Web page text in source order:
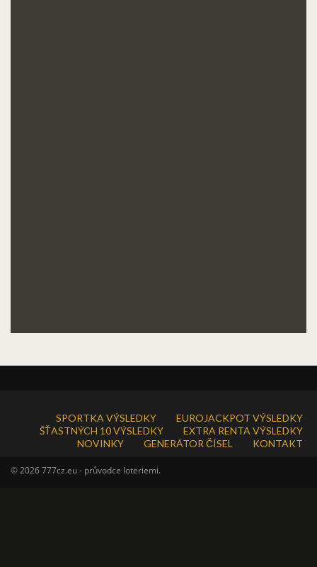
SPORTKA VÝSLEDKY
EUROJACKPOT VÝSLEDKY
ŠŤASTNÝCH 10 VÝSLEDKY
EXTRA RENTA VÝSLEDKY
NOVINKY
GENERÁTOR ČÍSEL KONTAKT
© 2026 777cz.eu - průvodce loteriemi.